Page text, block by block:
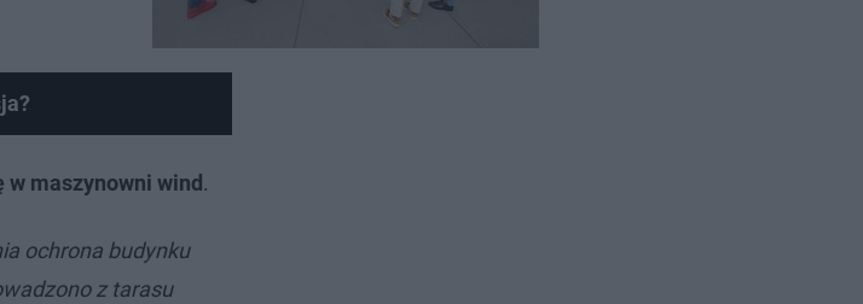
maszynowni wind.
ochrona budynku
z tarasu